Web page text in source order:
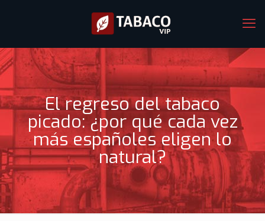
El regreso del tabaco
picado: ¿por qué cada vez
más españoles eligen lo
natural?